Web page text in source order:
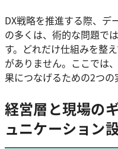
DX戦略を推進する際、デ
の多くは、術的な問題で
す。どれだけ仕組みを整
がありません。ここでは
果につなげるための2つの
経営層と現場の
ュニケーション